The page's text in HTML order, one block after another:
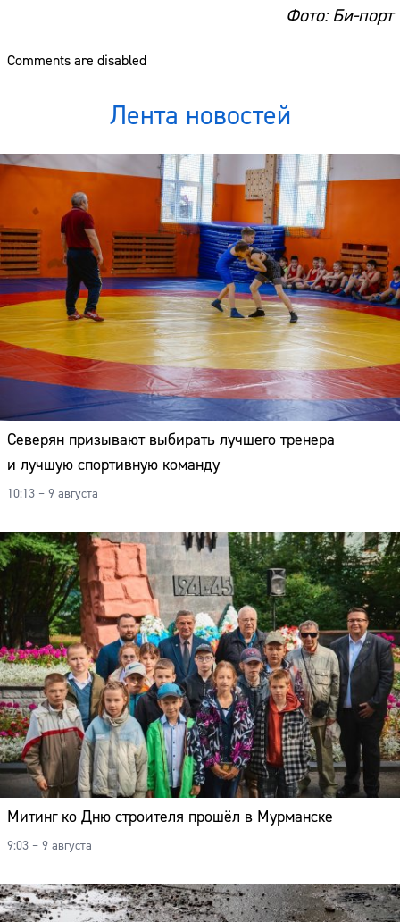
Фото: Би-порт
Comments are disabled
Лента новостей
Северян призывают выбирать лучшего тренера
и лучшую спортивную команду
10:13 – 9 августа
Митинг ко Дню строителя прошёл в Мурманске
9:03 – 9 августа